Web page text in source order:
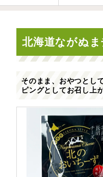
北海道ながぬ
そのまま、おやつとし
ピングとしてお召し上